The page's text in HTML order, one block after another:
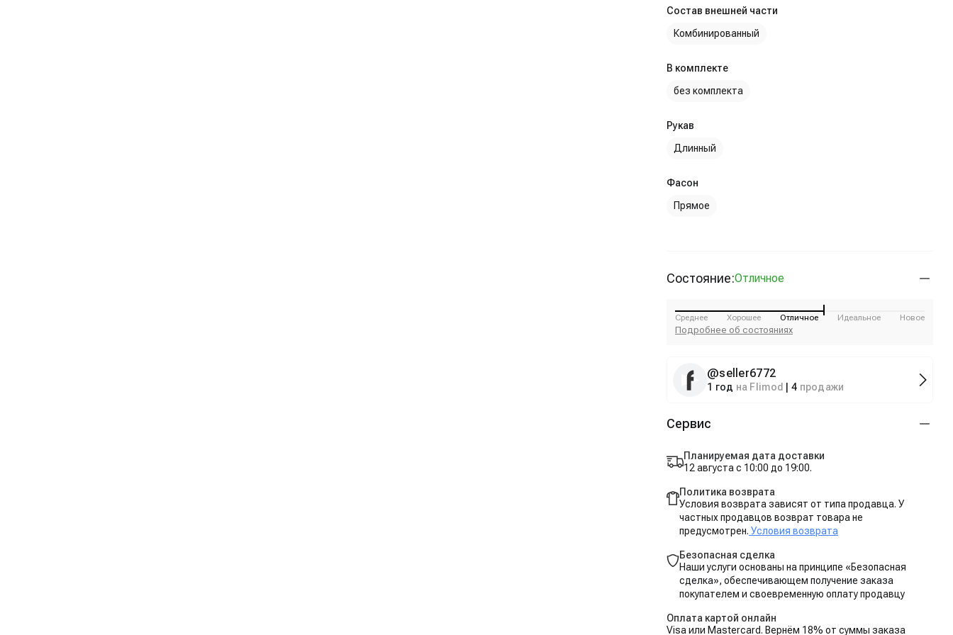
Состав внешней части
Комбинированный
В комплекте
без комплекта
Рукав
Длинный
Фасон
Прямое
Состояние:Отличное
Среднее Хорошее Отличное Идеальное Новое
Подробнее об состояниях
@seller6772
1 год на Flimod 4 продажи
Сервис
Планируемая дата доставки
12 августа с 10:00 до 19:00.
Политика возврата
Условия возврата зависят от типа продавца. У
частных продавцов возврат товара не
предусмотрен. Условия возврата
Безопасная сделка
Наши услуги основаны на принципе «Безопасная
сделка», обеспечивающем получение заказа
покупателем и своевременную оплату продавцу
Оплата картой онлайн
Visa или Mastercard. Вернём 18% от суммы заказа